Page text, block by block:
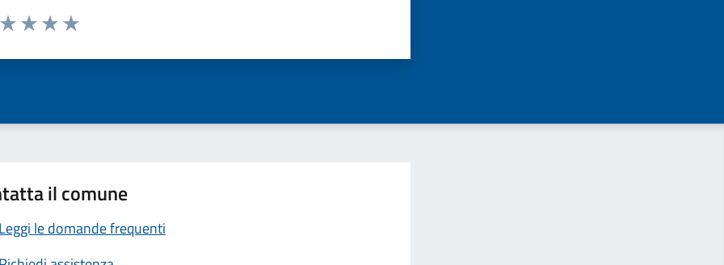
da 1 a 5 stelle la pagina
il comune
Leggi le domande frequenti